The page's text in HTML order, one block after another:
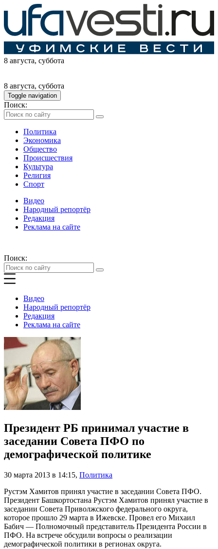
8 августа, суббота
8 августа, суббота
Toggle navigation
Поиск:
Политика
Экономика
Общество
Происшествия
Культура
Религия
Спорт
Видео
Народный репортёр
Редакция
Реклама на сайте
Поиск:
Видео
Народный репортёр
Редакция
Реклама на сайте
Президент РБ принимал участие в
заседании Совета ПФО по
демографической политике
30 марта 2013 в 14:15, Политика
Рустэм Хамитов принял участие в заседании Совета ПФО.
Президент Башкортостана Рустэм Хамитов принял участие в
заседании Совета Приволжского федерального округа,
которое прошло 29 марта в Ижевске. Провел его Михаил
Бабич — Полномочный представитель Президента России в
ПФО. На встрече обсудили вопросы о реализации
демографической политики в регионах округа.